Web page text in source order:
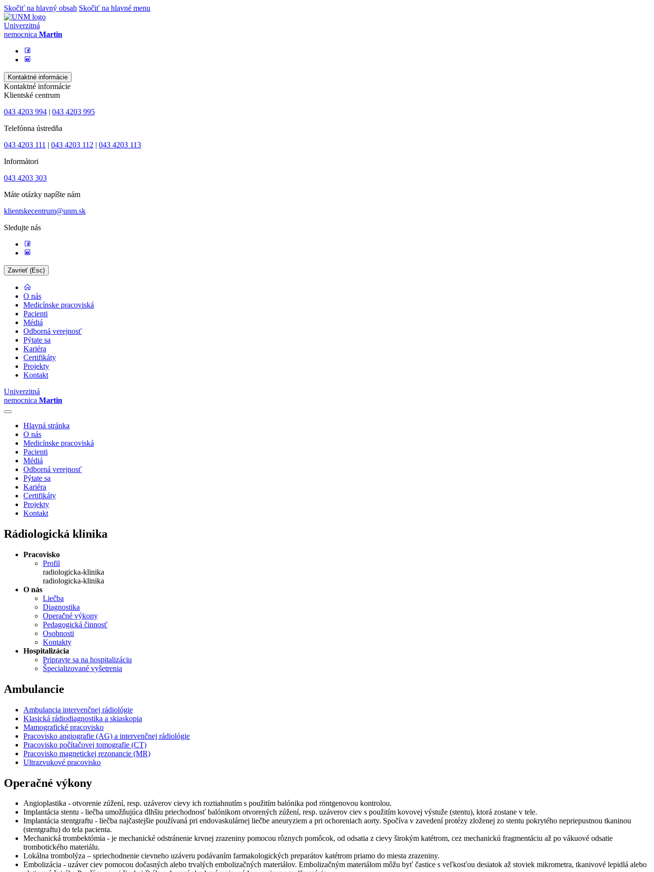
Skočiť na hlavný obsah Skočiť na hlavné menu
Univerzitná
nemocnica Martin
Kontaktné informácie
Kontaktné informácie
Klientské centrum
043 4203 994 | 043 4203 995
Telefónna ústredňa
043 4203 111 | 043 4203 112 | 043 4203 113
Informátori
043 4203 303
Máte otázky napíšte nám
klientskecentrum@unm.sk
Sledujte nás
Zavrieť (Esc)
O nás
Medicínske pracoviská
Pacienti
Médiá
Odborná verejnosť
Pýtate sa
Kariéra
Certifikáty
Projekty
Kontakt
Univerzitná
nemocnica Martin
Hlavná stránka
O nás
Medicínske pracoviská
Pacienti
Médiá
Odborná verejnosť
Pýtate sa
Kariéra
Certifikáty
Projekty
Kontakt
Rádiologická klinika
Pracovisko
Profil
radiologicka-klinika
radiologicka-klinika
O nás
Liečba
Diagnostika
Operačné výkony
Pedagogická činnosť
Osobnosti
Kontakty
Hospitalizácia
Pripravte sa na hospitalizáciu
Špecializované vyšetrenia
Ambulancie
Ambulancia intervenčnej rádiológie
Klasická rádiodiagnostika a skiaskopia
Mamografické pracovisko
Pracovisko angiografie (AG) a intervenčnej rádiológie
Pracovisko počítačovej tomografie (CT)
Pracovisko magnetickej rezonancie (MR)
Ultrazvukové pracovisko
Operačné výkony
Angioplastika - otvorenie zúžení, resp. uzáverov cievy ich roztiahnutím s použitím balónika pod röntgenovou kontrolou.
Implantácia stentu - liečba umožňujúca dlhšiu priechodnosť balónikom otvorených zúžení, resp. uzáverov ciev s použitím kovovej výstuže (stentu), ktorá zostane v tele.
Implantácia stentgraftu - liečba najčastejšie používaná pri endovaskulárnej liečbe aneuryziem a pri ochoreniach aorty. Spočíva v zavedení protézy zloženej zo stentu pokrytého nepriepustnou tkaninou
(stentgraftu) do tela pacienta.
Mechanická trombektómia - je mechanické odstránenie krvnej zrazeniny pomocou rôznych pomôcok, od odsatia z cievy širokým katétrom, cez mechanickú fragmentáciu až po vákuové odsatie
trombotického materiálu.
Lokálna trombolýza – spriechodnenie cievneho uzáveru podávaním farmakologických preparátov katétrom priamo do miesta zrazeniny.
Embolizácia - uzáver ciev pomocou dočasných alebo trvalých embolizačných materiálov. Embolizačným materiálom môžu byť častice s veľkosťou desiatok až stoviek mikrometra, tkanivové lepidlá alebo